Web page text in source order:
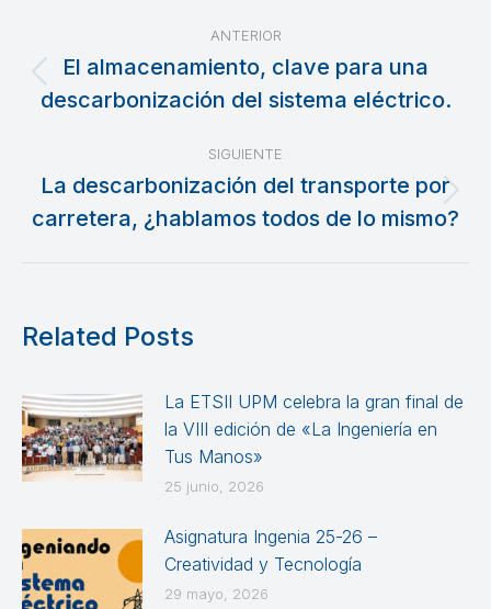
Navegación
entre
publicaciones
ANTERIOR
Publicación
anterior:
El almacenamiento, clave para una
descarbonización del sistema eléctrico.
SIGUIENTE
siguiente:
La descarbonización del transporte por
carretera, ¿hablamos todos de lo mismo?
Related Posts
La ETSII UPM celebra la gran final de
la VIII edición de «La Ingeniería en
Tus Manos»
25 junio, 2026
Asignatura Ingenia 25-26 –
Creatividad y Tecnología
29 mayo, 2026